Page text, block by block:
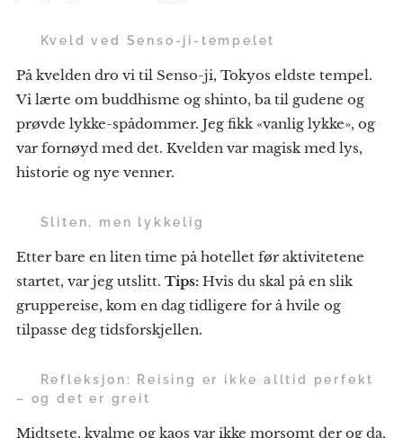
Kveld ved Senso-ji-tempelet
På kvelden dro vi til Senso-ji, Tokyos eldste tempel.
Vi lærte om buddhisme og shinto, ba til gudene og
prøvde lykke-spådommer. Jeg fikk «vanlig lykke», og
var fornøyd med det. Kvelden var magisk med lys,
historie og nye venner.
Sliten, men lykkelig
Etter bare en liten time på hotellet før aktivitetene
startet, var jeg utslitt. Tips: Hvis du skal på en slik
gruppereise, kom en dag tidligere for å hvile og
tilpasse deg tidsforskjellen.
Refleksjon: Reising er ikke alltid perfekt
– og det er greit
Midtsete, kvalme og kaos var ikke morsomt der og da,